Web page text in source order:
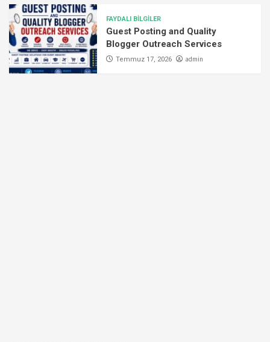
FAYDALI BİLGİLER
Guest Posting and Quality
Blogger Outreach Services
Temmuz 17, 2026 admin